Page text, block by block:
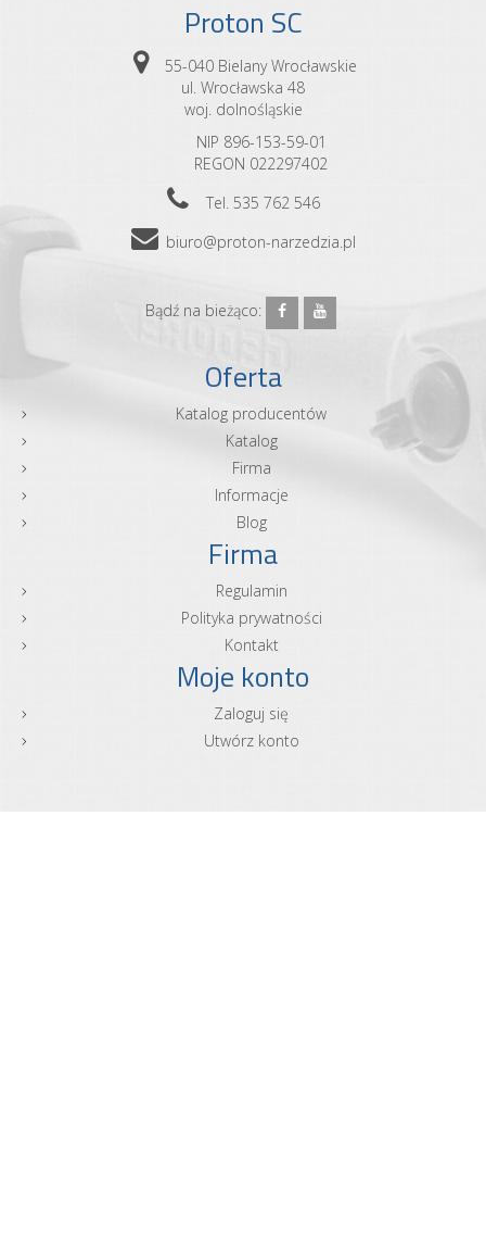
Proton SC
55-040 Bielany Wrocławskie
ul. Wrocławska 48
woj. dolnośląskie
NIP 896-153-59-01
REGON 022297402
Tel. 535 762 546
biuro@proton-narzedzia.pl
Bądź na bieżąco:
Oferta
Katalog producentów
Katalog
Firma
Informacje
Blog
Firma
Regulamin
Polityka prywatności
Kontakt
Moje konto
Zaloguj się
Utwórz konto